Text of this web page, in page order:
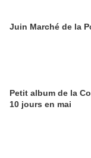
Juin Marché de la
Petit album de la
10 jours en mai